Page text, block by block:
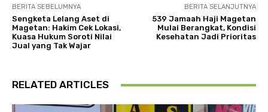
BERITA SEBELUMNYA
Sengketa Lelang Aset di
Magetan: Hakim Cek Lokasi,
Kuasa Hukum Soroti Nilai
Jual yang Tak Wajar
BERITA SELANJUTNYA
539 Jamaah Haji Magetan
Mulai Berangkat, Kondisi
Kesehatan Jadi Prioritas
RELATED ARTICLES